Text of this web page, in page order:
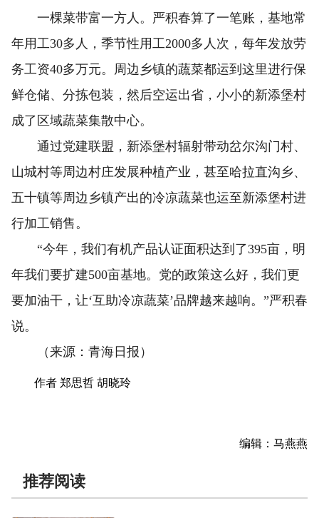
一棵菜带富一方人。严积春算了一笔账，基地常
年用工30多人，季节性用工2000多人次，每年发放劳
务工资40多万元。周边乡镇的蔬菜都运到这里进行保
鲜仓储、分拣包装，然后空运出省，小小的新添堡村
成了区域蔬菜集散中心。
通过党建联盟，新添堡村辐射带动岔尔沟门村、
山城村等周边村庄发展种植产业，甚至哈拉直沟乡、
五十镇等周边乡镇产出的冷凉蔬菜也运至新添堡村进
行加工销售。
“今年，我们有机产品认证面积达到了395亩，明
年我们要扩建500亩基地。党的政策这么好，我们更
要加油干，让‘互助冷凉蔬菜’品牌越来越响。”严积春
说。
（来源：青海日报）
作者 郑思哲 胡晓玲
编辑：马燕燕
推荐阅读